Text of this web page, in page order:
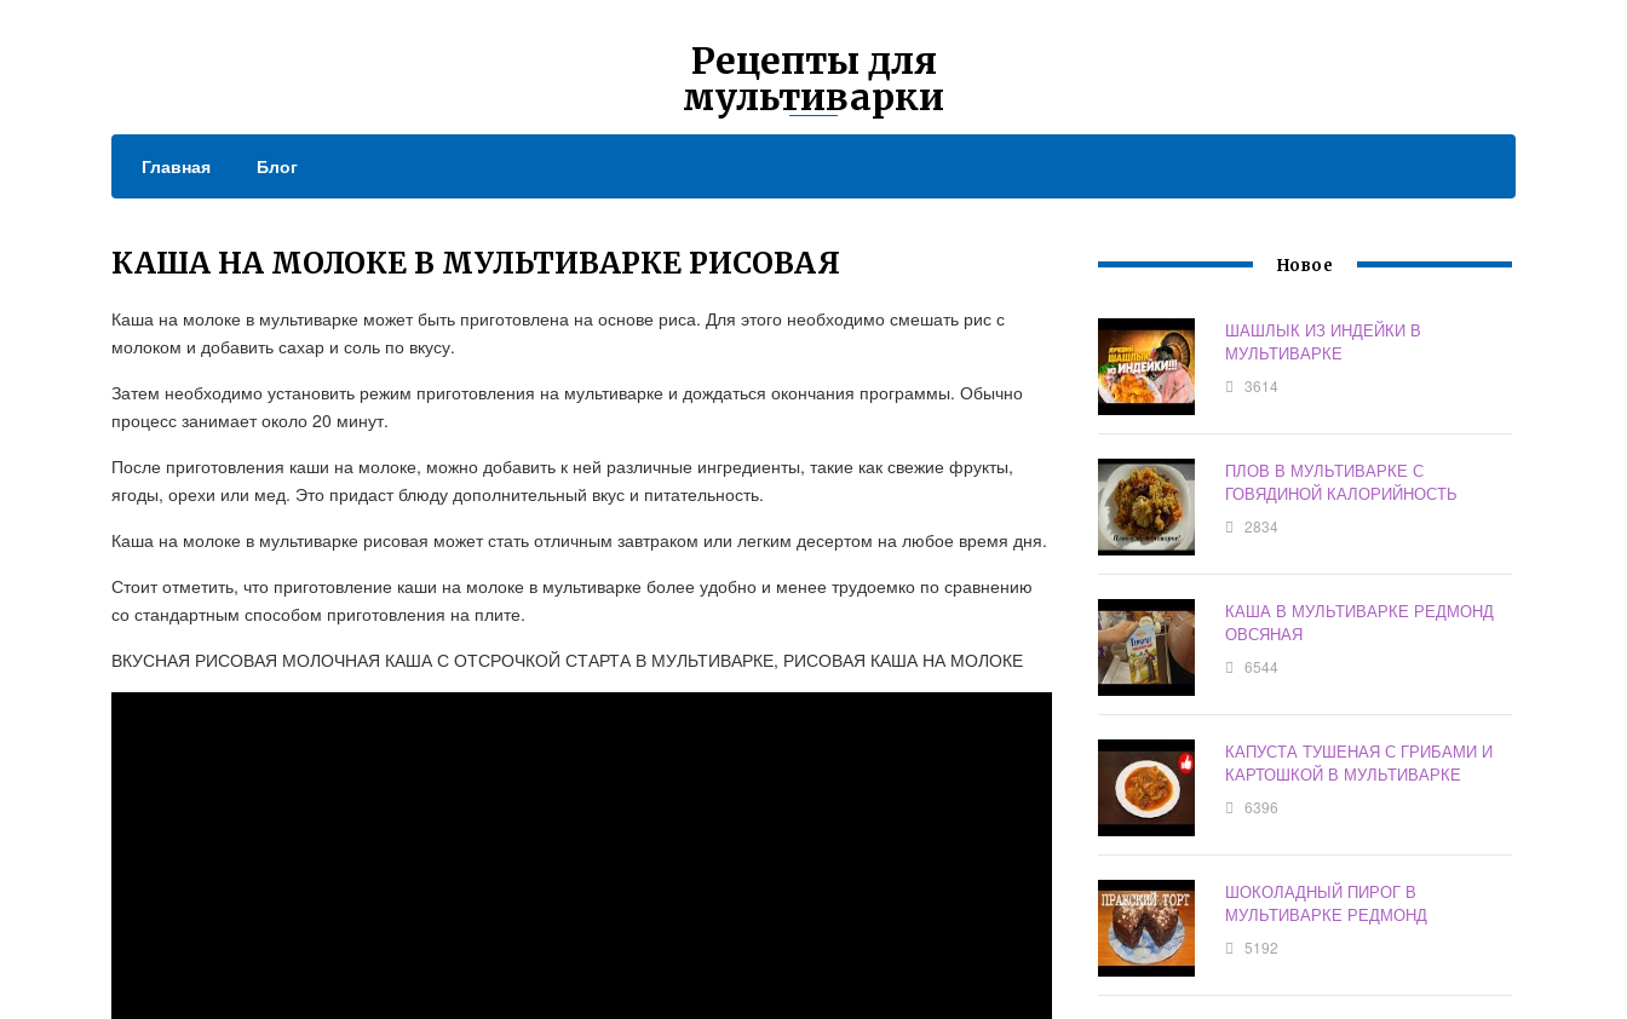
Рецепты для
мультиварки
Главная Блог
КАША НА МОЛОКЕ В МУЛЬТИВАРКЕ РИСОВАЯ
Каша на молоке в мультиварке может быть приготовлена на основе риса. Для этого необходимо смешать рис с
молоком и добавить сахар и соль по вкусу.
Затем необходимо установить режим приготовления на мультиварке и дождаться окончания программы. Обычно
процесс занимает около 20 минут.
После приготовления каши на молоке, можно добавить к ней различные ингредиенты, такие как свежие фрукты,
ягоды, орехи или мед. Это придаст блюду дополнительный вкус и питательность.
Каша на молоке в мультиварке рисовая может стать отличным завтраком или легким десертом на любое время дня.
Стоит отметить, что приготовление каши на молоке в мультиварке более удобно и менее трудоемко по сравнению
со стандартным способом приготовления на плите.
ВКУСНАЯ РИСОВАЯ МОЛОЧНАЯ КАША С ОТСРОЧКОЙ СТАРТА В МУЛЬТИВАРКЕ, РИСОВАЯ КАША НА МОЛОКЕ
Новое
ШАШЛЫК ИЗ ИНДЕЙКИ В
МУЛЬТИВАРКЕ
3614
ПЛОВ В МУЛЬТИВАРКЕ С
ГОВЯДИНОЙ КАЛОРИЙНОСТЬ
2834
КАША В МУЛЬТИВАРКЕ РЕДМОНД
ОВСЯНАЯ
6544
КАПУСТА ТУШЕНАЯ С ГРИБАМИ И
КАРТОШКОЙ В МУЛЬТИВАРКЕ
6396
ШОКОЛАДНЫЙ ПИРОГ В
МУЛЬТИВАРКЕ РЕДМОНД
5192